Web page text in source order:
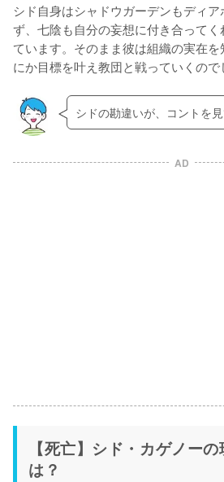
シド自身はシャドウガーデンもディ
ず、七陰も自分の妄想に付き合って
ています。そのまま彼は組織の実在
にか目標を叶え教団と戦っていくので
シドの勘違いが、コントを
AD
【死亡】シド・カゲノー
は？